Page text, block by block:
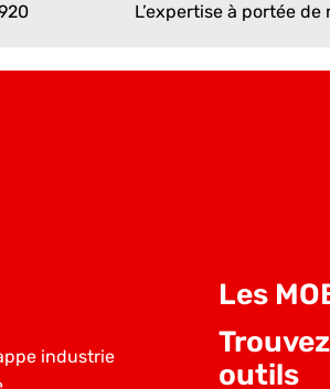
L’expertise à portée de
industrie
Les
outils